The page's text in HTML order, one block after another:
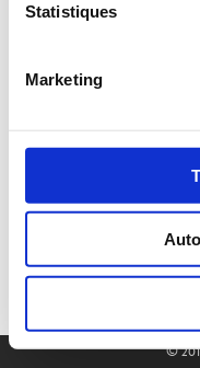
Statistiques
Marketing
©